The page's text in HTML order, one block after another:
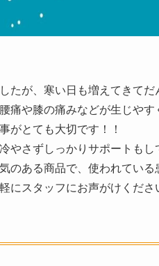
たが、寒い日も増えてきて
痛や膝の痛みなどが生じやす
がとても大切です！！
やさずしっかりサポートも
のある商品で、使われてい
にスタッフにお声がけくださ